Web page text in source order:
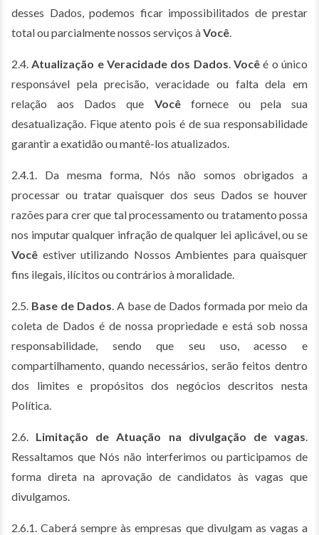
desses Dados, podemos ficar impossibilitados de prestar
total ou parcialmente nossos serviços àVocê.
2.4.Atualização e Veracidade dos Dados.Você é o único
responsável pela precisão, veracidade ou falta dela em
relação aos Dados que Vocêfornece ou pela sua
desatualização. Fique atento pois é de sua responsabilidade
garantir a exatidão ou mantê-los atualizados.
2.4.1. Da mesma forma, Nós não somos obrigados a
processar ou tratar quaisquer dos seus Dados se houver
razões para crer que tal processamento ou tratamento possa
nos imputar qualquer infração de qualquer lei aplicável, ou se
Você estiver utilizando Nossos Ambientes para quaisquer
fins ilegais, ilícitos ou contrários à moralidade.
2.5. Base de Dados. A base de Dados formada por meio da
coleta de Dados é de nossa propriedade e está sob nossa
responsabilidade, sendo que seu uso, acesso e
compartilhamento, quando necessários, serão feitos dentro
dos limites e propósitos dos negócios descritos nesta
Política.
2.6. Limitação de Atuação na divulgação de vagas.
Ressaltamos que Nós não interferimos ou participamos de
forma direta na aprovação de candidatos às vagas que
divulgamos.
2.6.1. Caberá sempre às empresas que divulgam as vagas a